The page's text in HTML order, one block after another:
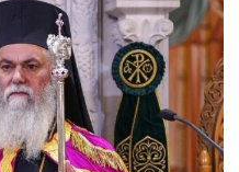
με
τον
Υπουργό,
Μ.
Σχοινά
και
τον